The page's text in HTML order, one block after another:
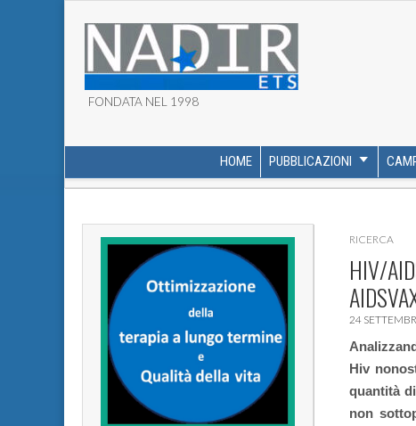
ASSOCIAZIONE
FONDATA NEL 1998
MAIN MENU
HOME PUBBLICAZIONI
SUB MENU
RICERCA
HIV/
24
Hiv
quantità
non